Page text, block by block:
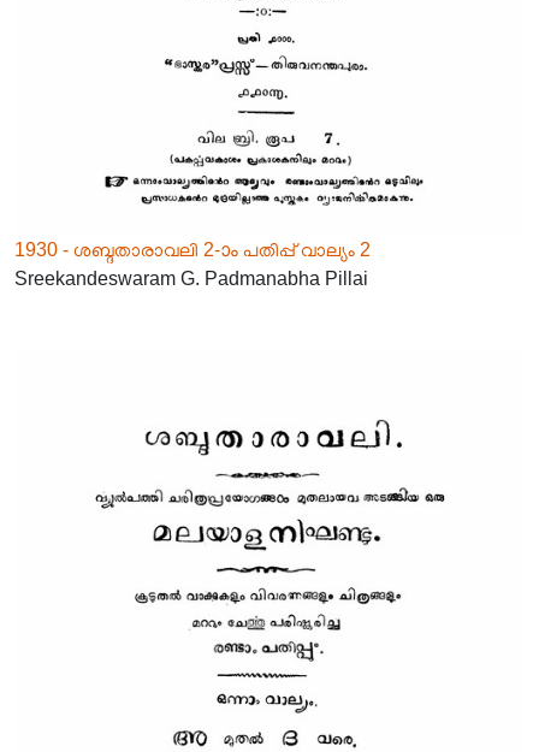
1930 - ശബ്ദതാരാവലി 2-ാം പതിപ്പ് വാല്യം 2
Sreekandeswaram G. Padmanabha Pillai